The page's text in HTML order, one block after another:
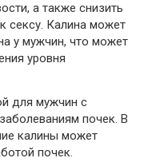
а также снизить
сексу. Калина может
у мужчин, что может
уровня
для мужчин с
почек. В
калины может
почек.